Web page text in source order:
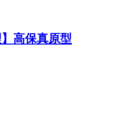
】高保真原型